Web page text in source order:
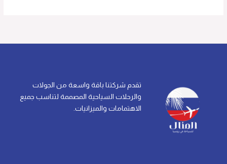
تقدم شركتنا باقة واسعة من الجولات
والرحلات السياحية المصممة لتناسب جميع
الاهتمامات والميزانيات.